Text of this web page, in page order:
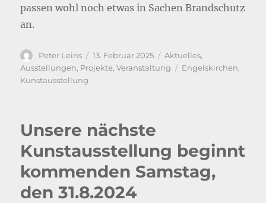
passen wohl noch etwas in Sachen Brandschutz
an.
Autor
Peter Leins
Veröffentlicht
am
13. Februar 2025 Kategorien
Aktuelles,
Ausstellungen, Projekte,Veranstaltung Schlagwörter
Engelskirchen,
Kunstausstellung
Unsere nächste
Kunstausstellung beginnt
kommenden Samstag,
den 31.8.2024